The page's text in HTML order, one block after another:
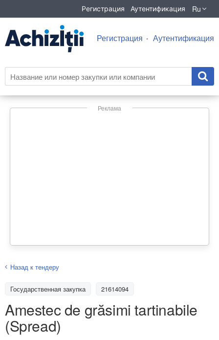
Регистрация Аутентификация Ru
Регистрация Аутентификация
Реклама
Назад к тендеру
Государственная закупка 21614094
Amestec de grăsimi tartinabile
(Spread)